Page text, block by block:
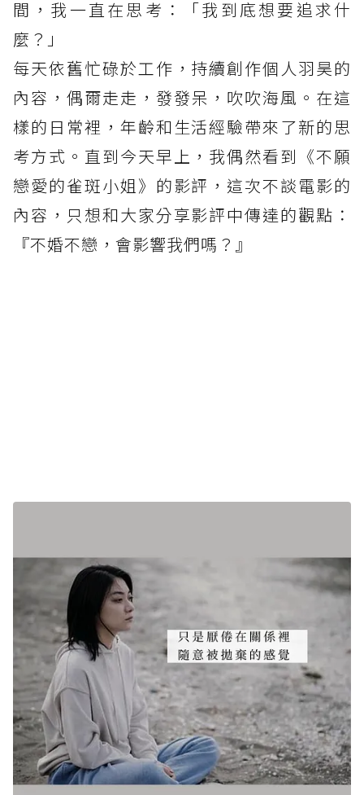
間，我一直在思考：「我到底想要追求什
麼？」
每天依舊忙碌於工作，持續創作個人羽昊的
內容，偶爾走走，發發呆，吹吹海風。在這
樣的日常裡，年齡和生活經驗帶來了新的思
考方式。直到今天早上，我偶然看到《不願
戀愛的雀斑小姐》的影評，這次不談電影的
內容，只想和大家分享影評中傳達的觀點：
『不婚不戀，會影響我們嗎？』